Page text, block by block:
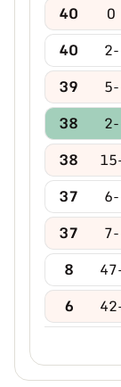
0
40
-2
40
-5
39
-2
38
-
38
-6
37
-7
37
-
8
-
6